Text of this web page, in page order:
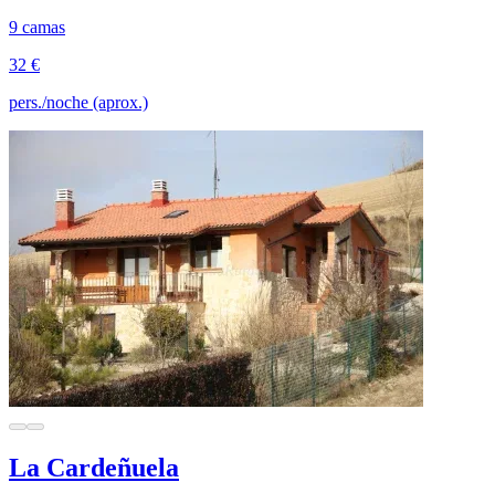
9 camas
32 €
pers./noche (aprox.)
La Cardeñuela